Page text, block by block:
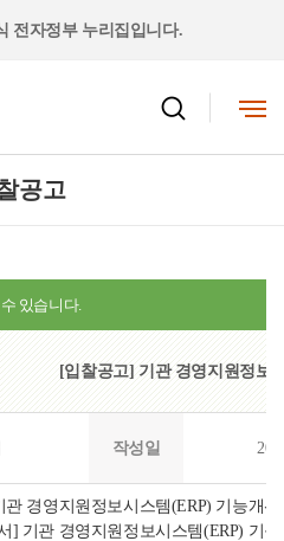
전자정부 누리집입니다.
공고
[입찰공고] 기관 경영지원정보
작성일
관 경영지원정보시스템(ERP) 기능개선
] 기관 경영지원정보시스템(ERP) 기능